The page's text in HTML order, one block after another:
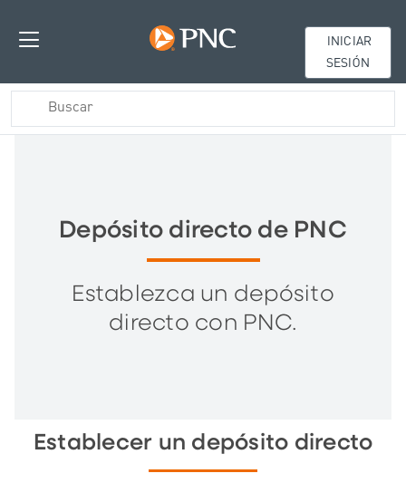
INICIAR
SESIÓN
Depósito directo de PNC
Establezca un depósito
directo con PNC.
Establecer un depósito directo